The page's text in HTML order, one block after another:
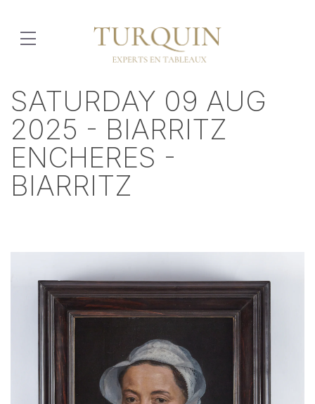
SATURDAY 09 AUG
2025 - BIARRITZ
ENCHERES -
BIARRITZ